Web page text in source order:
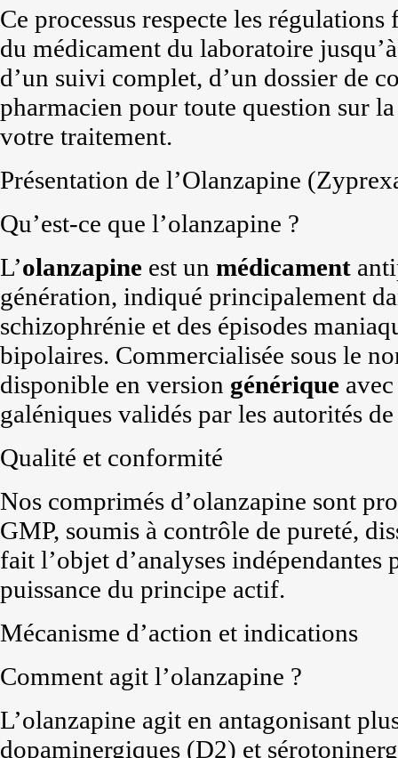
Ce processus respecte les
du médicament du laboratoire
d’un suivi complet, d’un dossier de
pharmacien pour toute question sur
votre traitement.
Présentation de l’Olanzapine
Qu’est-ce que l’olanzapine ?
L’olanzapine est un médicament
génération, indiqué principalement
schizophrénie et des épisodes
bipolaires. Commercialisée sous le
disponible en version générique
galéniques validés par les autorités de
Qualité et conformité
Nos comprimés d’olanzapine sont
GMP, soumis à contrôle de pureté,
fait l’objet d’analyses
puissance du principe actif.
Mécanisme d’action et indications
Comment agit l’olanzapine ?
L’olanzapine agit en antagonisant
dopaminergiques (D2) et